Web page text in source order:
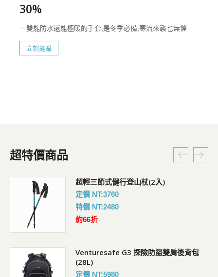
30%
一雙能防水還能極暖的手套,是冬季必備,寒流來襲也無懼
立刻搶購
超特價商品
超輕三節式健行登山杖(2入)
定價 NT:3760
特價 NT:2480
約66折
Venturesafe G3 探險防盜雙肩後背包
(28L)
定價 NT:5980